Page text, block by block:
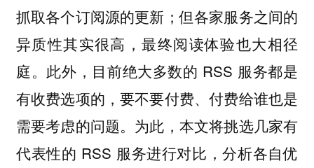
抓取各个订阅源的更新；但各家服务之间的
异质性其实很高，最终阅读体验也大相径
庭。此外，目前绝大多数的 RSS 服务都是
有收费选项的，要不要付费、付费给谁也是
需要考虑的问题。为此，本文将挑选几家有
代表性的 RSS 服务进行对比，分析各自优